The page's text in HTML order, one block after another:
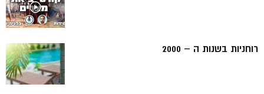
רוחניות בשנות ה – 2000